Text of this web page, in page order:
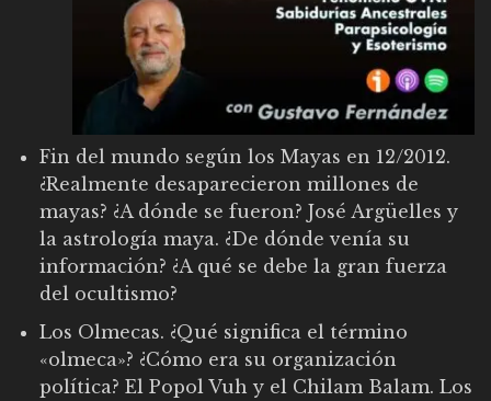
Fin del mundo según los Mayas en 12/2012.
¿Realmente desaparecieron millones de
mayas? ¿A dónde se fueron? José Argüelles y
la astrología maya. ¿De dónde venía su
información? ¿A qué se debe la gran fuerza
del ocultismo?
Los Olmecas. ¿Qué significa el término
«olmeca»? ¿Cómo era su organización
política? El Popol Vuh y el Chilam Balam. Los